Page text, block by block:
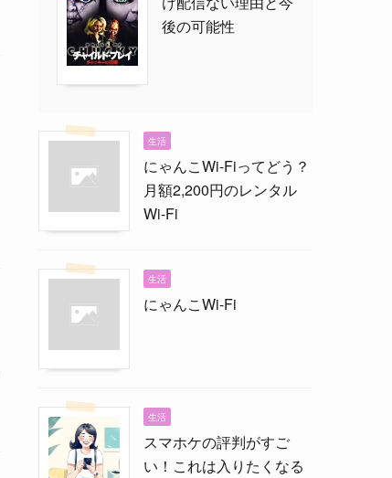
後の可能性
生活
にゃんこWi-Fiってどう？
月額2,200円のレンタル
Wi-Fi
生活
にゃんこWi-Fi
生活
スマホケの評判がすご
い！これは入りたくなる